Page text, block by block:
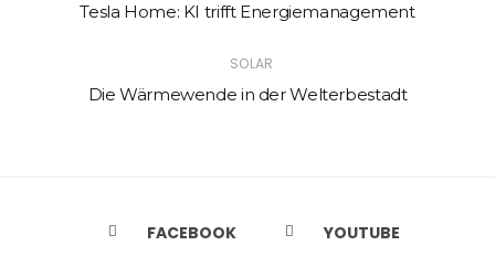
Tesla Home: KI trifft Energiemanagement
SOLAR
Die Wärmewende in der Welterbestadt
FACEBOOK YOUTUBE